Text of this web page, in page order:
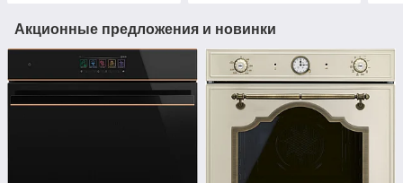
Акционные предложения и новинки